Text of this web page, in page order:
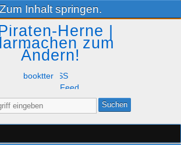
Zum Inhalt springen.
FacebookTwitterRSS
Feed